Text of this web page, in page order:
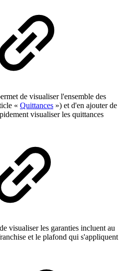
de visualiser l'ensemble des
« Quittances ») et d'en ajouter de
visualiser les quittances
visualiser les garanties incluent au
et le plafond qui s'appliquent